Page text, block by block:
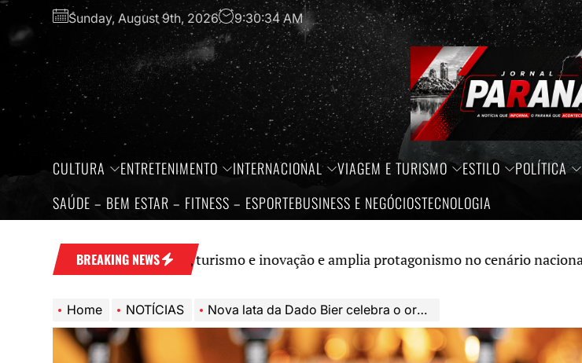
Skip
content
Sunday, August 9th, 2026 9:30:35 AM
CULTURA ENTRETENIMENTO INTERNACIONAL VIAGEM E TURISMO ESTILO POLÍTICA
SAÚDE – BEM ESTAR – FITNESS – ESPORTEBUSINESS E NEGÓCIOSTECNOLOGIA
BREAKING NEWS
economia, turismo e inovação e amplia protagonismo no cenário nacional
Home NOTÍCIAS Nova lata da Dado Bier celebra o orgulho das raízes gaúchas da marca